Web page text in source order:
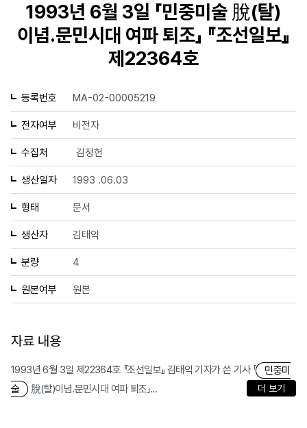
1993년 6월 3일 「민중미술 脫(탈)
이념.문민시대 여파 퇴조」 『조선일보』
제22364호
등록번호 MA-02-00005219
전자여부 비전자
수집처 김정헌
생산일자 1993 .06.03
형태 문서
생산자 김태익
분량 4
원본여부 원본
자료 내용
1993년 6월 3일 제22364호 『조선일보』 김태익 기자가 쓴 기사 「
민중미
술
脫(탈)이념.문민시대 여파 퇴조」... 더 보기